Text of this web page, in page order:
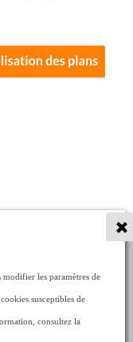
construction
les paramètres de
susceptibles de
consultez la